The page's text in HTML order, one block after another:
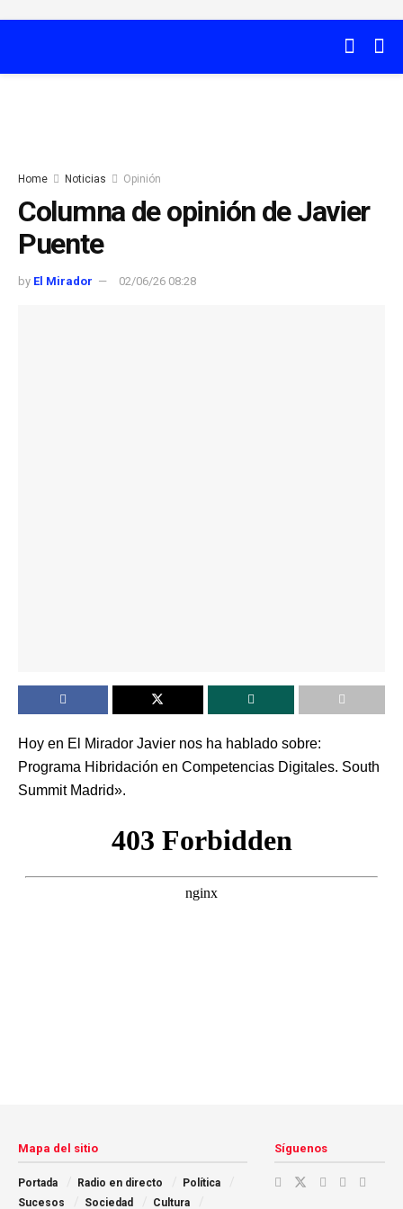
Home Noticias Opinión
Columna de opinión de Javier
Puente
by El Mirador 02/06/26 08:28
Hoy en El Mirador Javier nos ha hablado sobre:
Programa Hibridación en Competencias Digitales. South
Summit Madrid».
Mapa del sitio
Portada Radio en directo
Política
Sucesos
Sociedad Cultura
Síguenos